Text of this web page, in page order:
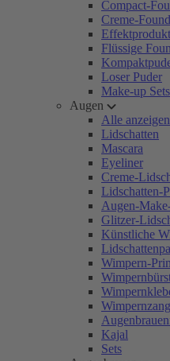
Compact-
Creme-
Flüssige
Loser Puder
Make-up Sets
Augen
Alle anzeigen
Lidschatten
Mascara
Eyeliner
Creme-
Lidschatten-
Augen-
Glitzer-
Künstliche
Wimpern-
Kajal
Sets